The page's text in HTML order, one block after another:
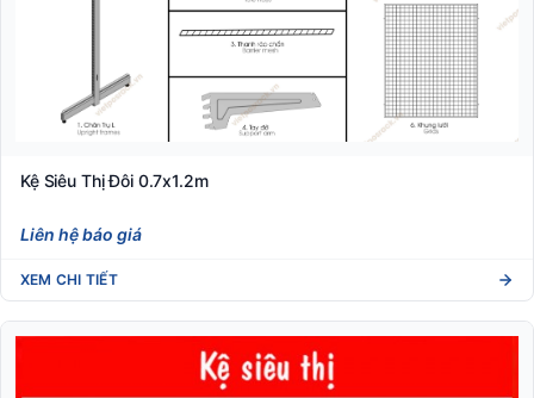
Kệ Siêu Thị Đôi 0.7x1.2m
Liên hệ báo giá
XEM CHI TIẾT